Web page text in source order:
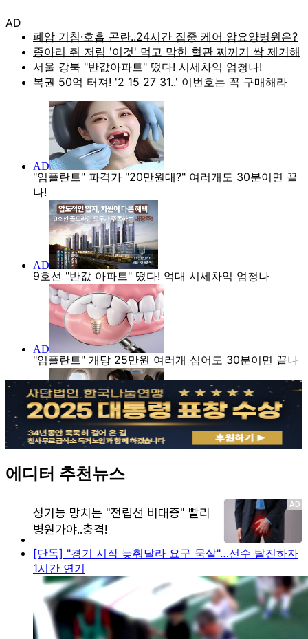
AD
에디터 추천뉴스
[단독] "경기 시작 늦춰달라 요구 묵살"…선수 탈진하자
1시간 연기